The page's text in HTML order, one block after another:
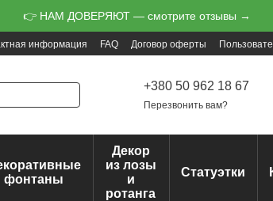
👉 НАМ ДОВЕРЯЮТ — смотрите отзывы →
информация FAQ Договор оферты
+380 50 962 18 67
Перезвонить вам?
фонтаны
Декор
из лозы
и
ротанга
Статуэтки